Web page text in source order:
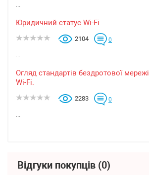
...
Юридичний статус Wi-Fi
2104 0
...
Огляд стандартів бездротової мережі
Wi-Fi.
2283 0
...
Відгуки покупців (0)